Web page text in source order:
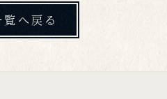
へ戻る